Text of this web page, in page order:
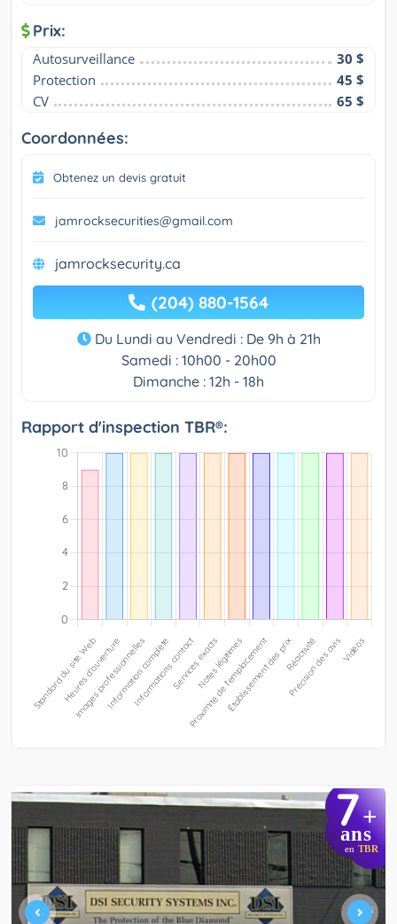
Prix:
Autosurveillance
30 $
Protection
45 $
CV
65 $
Coordonnées:
Obtenez un devis gratuit
jamrocksecurities@gmail.com
jamrocksecurity.ca
(204) 880-1564
Du Lundi au Vendredi : De 9h à 21h
Samedi : 10h00 - 20h00
Dimanche : 12h - 18h
Rapport d'inspection TBR®:
7+
ans
en TBR